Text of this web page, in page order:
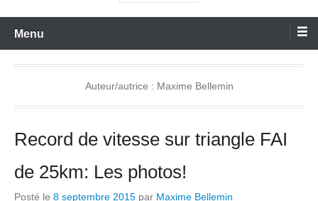
Menu
Auteur/autrice : Maxime Bellemin
Record de vitesse sur triangle FAI
de 25km: Les photos!
Posté le 8 septembre 2015 par Maxime Bellemin